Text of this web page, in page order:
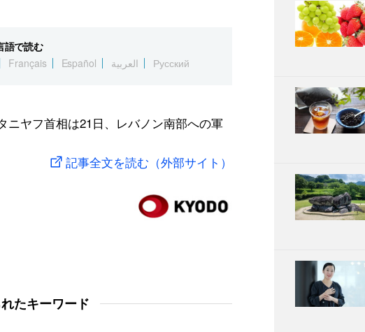
語で読む
Français Español العربية Русский
ニヤフ首相は21日、レバノン南部への軍
記事全文を読む（外部サイト）
たキーワード